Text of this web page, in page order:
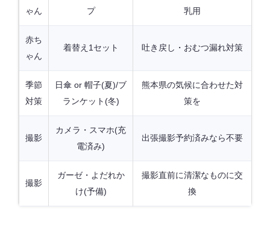
ゃん
プ
乳用
赤ち
ゃん
着替え1セット 吐き戻し・おむつ漏れ対策
季節
対策
日傘 or 帽子(夏)/ブ
ランケット(冬)
熊本県の気候に合わせた対
策を
撮影
カメラ・スマホ(充
電済み)
出張撮影予約済みなら不要
撮影
ガーゼ・よだれか
け(予備)
撮影直前に清潔なものに交
換